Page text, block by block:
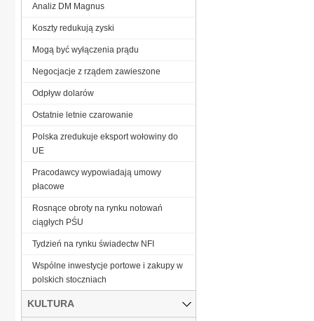
Analiz DM Magnus
Koszty redukują zyski
Mogą być wyłączenia prądu
Negocjacje z rządem zawieszone
Odpływ dolarów
Ostatnie letnie czarowanie
Polska zredukuje eksport wołowiny do
UE
Pracodawcy wypowiadają umowy
płacowe
Rosnące obroty na rynku notowań
ciągłych PŚU
Tydzień na rynku świadectw NFI
Wspólne inwestycje portowe i zakupy w
polskich stoczniach
KULTURA